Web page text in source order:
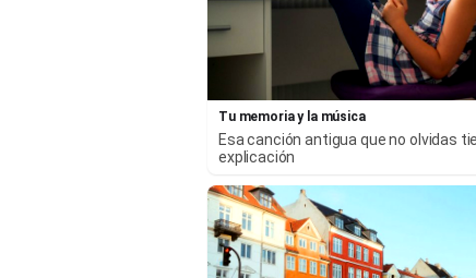
Tu memoria y la música
Esa canción antigua que no olvidas
explicación